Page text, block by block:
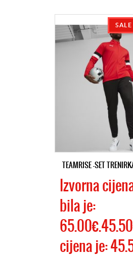
SALE
TEAMRISE -SET
Izvorna
bila je:
cijena je: